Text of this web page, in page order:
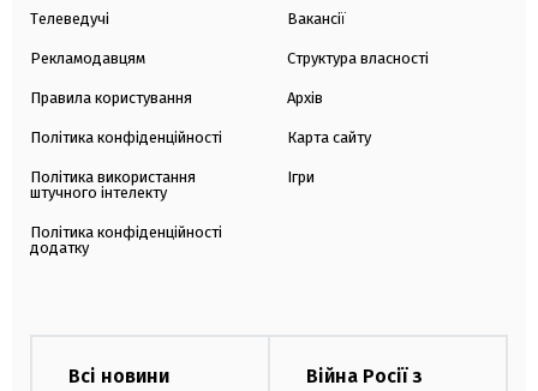
Телеведучі
Рекламодавцям
Правила користування
Політика конфіденційності
Політика використання
штучного інтелекту
Політика конфіденційності
додатку
Вакансії
Структура власності
Архів
Карта сайту
Ігри
Всі новини
Війна Росії з